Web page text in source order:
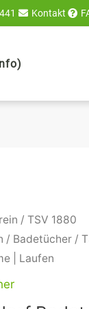
Kontakt
/ TSV 1880
/ Badetücher/
| Laufen
24,90 €
bis
39,90 €